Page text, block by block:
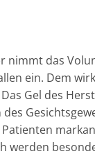
nimmt das
ein. Dem
Gel des
werden